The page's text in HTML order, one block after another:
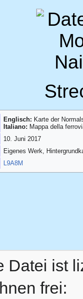
Englisch: Karte der
Italiano: Mappa della
10. Juni 2017
Eigenes Werk,
L9A8M
Datei ist
frei: